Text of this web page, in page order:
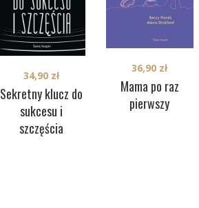
Sekretny klucz do
sukcesu i
szczęścia
34,90 zł
Mama po raz
pierwszy
36,90 zł